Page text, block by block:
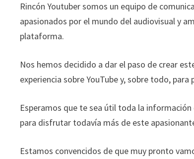
Rincón Youtuber somos un equipo de
apasionados por el mundo del audiovisual y
plataforma.
Nos hemos decidido a dar el paso de crear
experiencia sobre YouTube y, sobre todo,
Esperamos que te sea útil toda la
para disfrutar todavía más de este
Estamos convencidos de que muy pronto